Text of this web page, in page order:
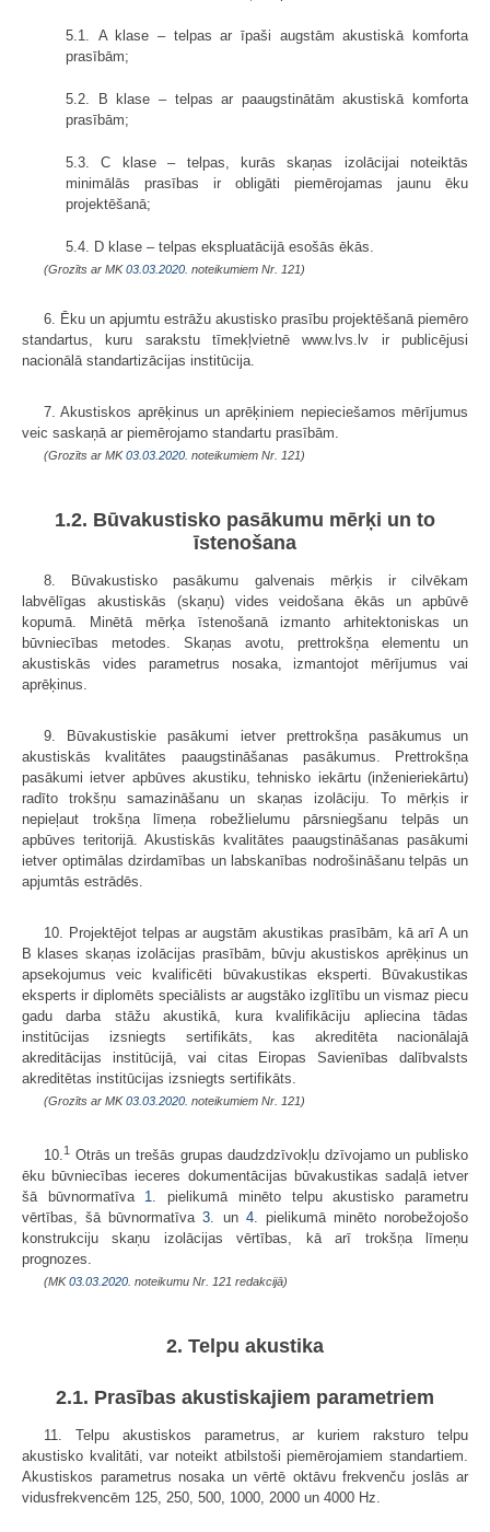
5.1. A klase – telpas ar īpaši augstām akustiskā komforta
prasībām;
5.2. B klase – telpas ar paaugstinātām akustiskā komforta
prasībām;
5.3. C klase – telpas, kurās skaņas izolācijai noteiktās
minimālās prasības ir obligāti piemērojamas jaunu ēku
projektēšanā;
5.4. D klase – telpas ekspluatācijā esošās ēkās.
(Grozīts ar MK03.03.2020. noteikumiem Nr. 121)
6. Ēku un apjumtu estrāžu akustisko prasību projektēšanā piemēro
standartus, kuru sarakstu tīmekļvietnē www.lvs.lv ir publicējusi
nacionālā standartizācijas institūcija.
7. Akustiskos aprēķinus un aprēķiniem nepieciešamos mērījumus
veic saskaņā ar piemērojamo standartu prasībām.
(Grozīts ar MK03.03.2020. noteikumiem Nr. 121)
1.2. Būvakustisko pasākumu mērķi un to
īstenošana
8. Būvakustisko pasākumu galvenais mērķis ir cilvēkam
labvēlīgas akustiskās (skaņu) vides veidošana ēkās un apbūvē
kopumā. Minētā mērķa īstenošanā izmanto arhitektoniskas un
būvniecības metodes. Skaņas avotu, prettrokšņa elementu un
akustiskās vides parametrus nosaka, izmantojot mērījumus vai
aprēķinus.
9. Būvakustiskie pasākumi ietver prettrokšņa pasākumus un
akustiskās kvalitātes paaugstināšanas pasākumus. Prettrokšņa
pasākumi ietver apbūves akustiku, tehnisko iekārtu (inženieriekārtu)
radīto trokšņu samazināšanu un skaņas izolāciju. To mērķis ir
nepieļaut trokšņa līmeņa robežlielumu pārsniegšanu telpās un
apbūves teritorijā. Akustiskās kvalitātes paaugstināšanas pasākumi
ietver optimālas dzirdamības un labskanības nodrošināšanu telpās un
apjumtās estrādēs.
10. Projektējot telpas ar augstām akustikas prasībām, kā arī A un
B klases skaņas izolācijas prasībām, būvju akustiskos aprēķinus un
apsekojumus veic kvalificēti būvakustikas eksperti. Būvakustikas
eksperts ir diplomēts speciālists ar augstāko izglītību un vismaz piecu
gadu darba stāžu akustikā, kura kvalifikāciju apliecina tādas
institūcijas izsniegts sertifikāts, kas akreditēta nacionālajā
akreditācijas institūcijā, vai citas Eiropas Savienības dalībvalsts
akreditētas institūcijas izsniegts sertifikāts.
(Grozīts ar MK03.03.2020. noteikumiem Nr. 121)
10.1 Otrās un trešās grupas daudzdzīvokļu dzīvojamo un publisko
ēku būvniecības ieceres dokumentācijas būvakustikas sadaļā ietver
šā būvnormatīva 1. pielikumā minēto telpu akustisko parametru
vērtības, šā būvnormatīva3. un 4. pielikumā minēto norobežojošo
konstrukciju skaņu izolācijas vērtības, kā arī trokšņa līmeņu
prognozes.
(MK03.03.2020. noteikumu Nr. 121 redakcijā)
2. Telpu akustika
2.1. Prasības akustiskajiem parametriem
11. Telpu akustiskos parametrus, ar kuriem raksturo telpu
akustisko kvalitāti, var noteikt atbilstoši piemērojamiem standartiem.
Akustiskos parametrus nosaka un vērtē oktāvu frekvenču joslās ar
vidusfrekvencēm 125, 250, 500, 1000, 2000 un 4000 Hz.